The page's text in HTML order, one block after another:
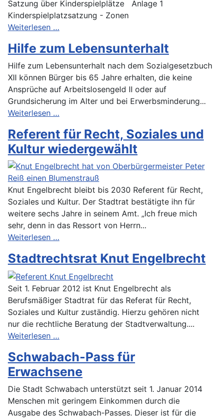
Satzung über Kinderspielplätze Anlage 1
Kinderspielplatzsatzung - Zonen
Weiterlesen …
Hilfe zum Lebensunterhalt
Hilfe zum Lebensunterhalt nach dem Sozialgesetzbuch
XII können Bürger bis 65 Jahre erhalten, die keine
Ansprüche auf Arbeitslosengeld II oder auf
Grundsicherung im Alter und bei Erwerbsminderung...
Weiterlesen …
Referent für Recht, Soziales und
Kultur wiedergewählt
Knut Engelbrecht bleibt bis 2030 Referent für Recht,
Soziales und Kultur. Der Stadtrat bestätigte ihn für
weitere sechs Jahre in seinem Amt. „Ich freue mich
sehr, denn in das Ressort von Herrn...
Weiterlesen …
Stadtrechtsrat Knut Engelbrecht
Seit 1. Februar 2012 ist Knut Engelbrecht als
Berufsmäßiger Stadtrat für das Referat für Recht,
Soziales und Kultur zuständig. Hierzu gehören nicht
nur die rechtliche Beratung der Stadtverwaltung....
Weiterlesen …
Schwabach-Pass für
Erwachsene
Die Stadt Schwabach unterstützt seit 1. Januar 2014
Menschen mit geringem Einkommen durch die
Ausgabe des Schwabach-Passes. Dieser ist für die